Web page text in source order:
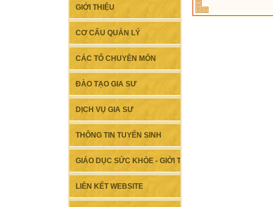
GIỚI THIỆU
CƠ CẤU QUẢN LÝ
CÁC TỔ CHUYÊN MÔN
ĐÀO TẠO GIA SƯ
DỊCH VỤ GIA SƯ
THÔNG TIN TUYỂN SINH
GIÁO DỤC SỨC KHỎE - GIỚI TÍNH
LIÊN KẾT WEBSITE